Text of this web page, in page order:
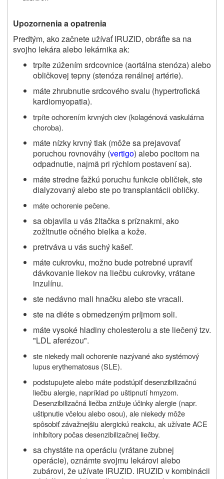
Upozornenia a opatrenia
Predtým, ako začnete užívať IRUZID, obráťte sa na
svojho lekára alebo lekárnika ak:
trpíte zúžením srdcovnice (aortálna stenóza) alebo
obličkovej tepny (stenóza renálnej artérie).
máte zhrubnutie srdcového svalu (hypertrofická
kardiomyopatia).
trpíte ochorením krvných ciev (kolagénová vaskulárna
choroba).
máte nízky krvný tlak (môže sa prejavovať
poruchou rovnováhy (vertigo) alebo pocitom na
odpadnutie, najmä pri rýchlom postavení sa).
máte stredne ťažkú poruchu funkcie obličiek, ste
dialyzovaný alebo ste po transplantácii obličky.
máte ochorenie pečene.
sa objavila u vás žltačka s príznakmi, ako
zožltnutie očného bielka a kože.
pretrváva u vás suchý kašeľ.
máte cukrovku, možno bude potrebné upraviť
dávkovanie liekov na liečbu cukrovky, vrátane
inzulínu.
ste nedávno mali hnačku alebo ste vracali.
ste na diéte s obmedzeným príjmom soli.
máte vysoké hladiny cholesterolu a ste liečený tzv.
"LDL aferézou".
ste niekedy mali ochorenie nazývané ako systémový
lupus erythematosus (SLE).
podstupujete alebo máte podstúpiť desenzibilizačnú
liečbu alergie, napríklad po uštipnutí hmyzom.
Desenzibilizačná liečba znižuje účinky alergie (napr.
uštipnutie včelou alebo osou), ale niekedy môže
spôsobiť závažnejšiu alergickú reakciu, ak užívate ACE
inhibítory počas desenzibilizačnej liečby.
sa chystáte na operáciu (vrátane zubnej
operácie), oznámte svojmu lekárovi alebo
zubárovi, že užívate IRUZID. IRUZID v kombinácii